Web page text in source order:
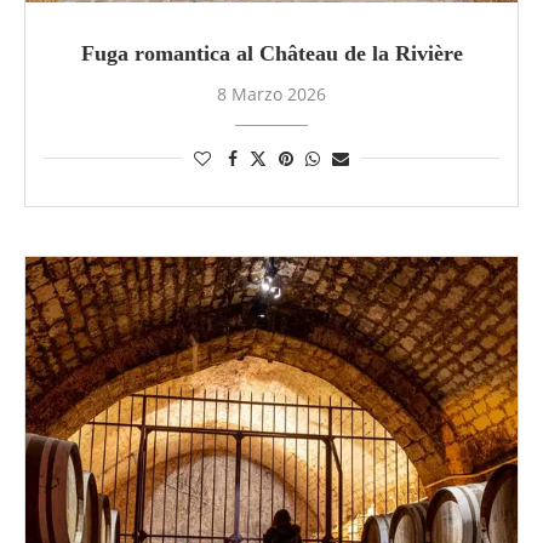
Fuga romantica al Château de la Rivière
8 Marzo 2026